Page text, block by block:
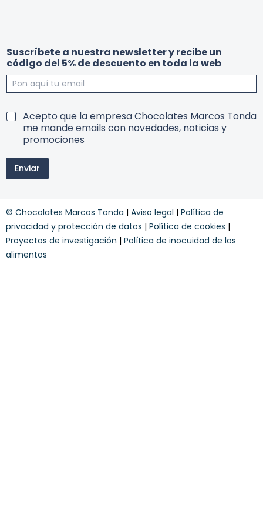
a
e
n
d
a
e
s
c
n
t
a
n
Suscríbete a nuestra newsletter y recibe un
código del 5% de descuento en toda la web
T
i
o
c
o
n
d
i
Acepto que la empresa Chocolates Marcos Tonda
me mande emails con novedades, noticias y
promociones
Enviar
© Chocolates Marcos Tonda | Aviso legal | Política de
privacidad y protección de datos | Política de cookies |
Proyectos de investigación | Política de inocuidad de los
alimentos